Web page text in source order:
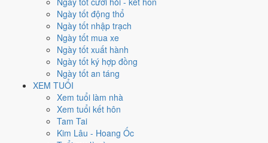
Ngày tốt động thổ
Ngày tốt nhập trạch
Ngày tốt mua xe
Ngày tốt xuất hành
Ngày tốt ký hợp đồng
Ngày tốt an táng
XEM TUỔI
Xem tuổi làm nhà
Xem tuổi kết hôn
Tam Tai
Kim Lâu - Hoang Ốc
Tháng 1 năm 2021
Tháng 12 âm năm 2020
Tiết Đại Hàn
Giáp Tý